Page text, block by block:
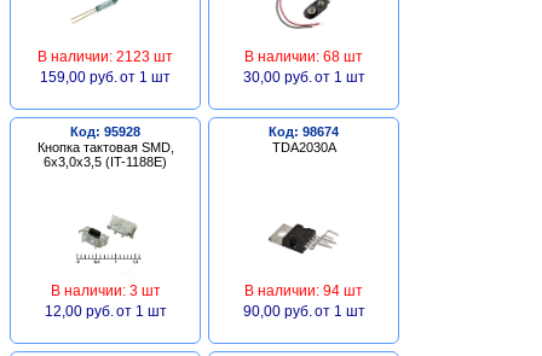
В наличии: 2123 шт
159,00 руб. от 1 шт
В наличии: 68 шт
30,00 руб. от 1 шт
Код: 95928
Кнопка тактовая SMD,
6х3,0х3,5 (IT-1188E)
В наличии: 3 шт
12,00 руб. от 1 шт
Код: 98674
TDA2030A
В наличии: 94 шт
90,00 руб. от 1 шт